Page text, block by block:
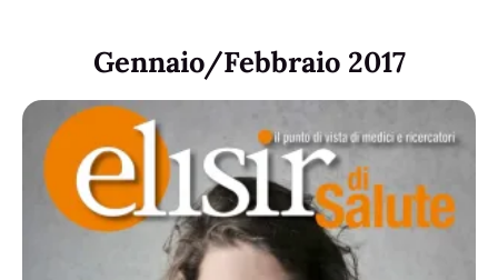
Gennaio/Febbraio 2017